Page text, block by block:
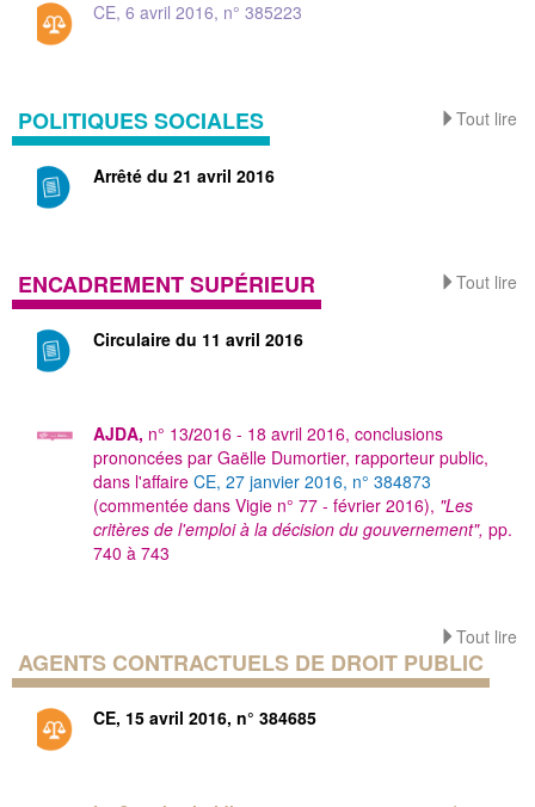
CE, 6 avril 2016, n° 385223
Tout lire
POLITIQUES SOCIALES
Arrêté du 21 avril 2016
Tout lire
ENCADREMENT SUPÉRIEUR
Circulaire du 11 avril 2016
AJDA, n° 13/2016 - 18 avril 2016, conclusions
prononcées par Gaëlle Dumortier, rapporteur public,
dans l'affaire CE, 27 janvier 2016, n° 384873
(commentée dans Vigie n° 77 - février 2016), "Les
critères de l'emploi à la décision du gouvernement", pp.
740 à 743
Tout lire
AGENTS CONTRACTUELS DE DROIT PUBLIC
CE, 15 avril 2016, n° 384685